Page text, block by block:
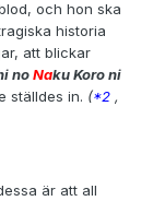
och hon ska
historia
att blickar
noNaku Koro ni
ställdes in. (*2 ,
är att all